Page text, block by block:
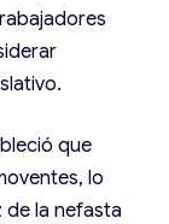
que
lo
de la nefasta